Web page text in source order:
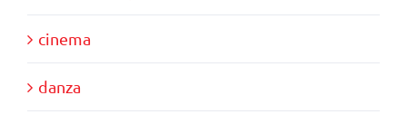
cinema
danza